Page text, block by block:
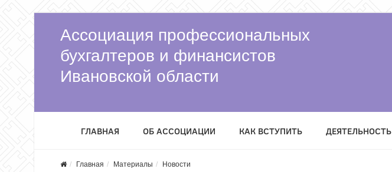
Ассоциация профессиональных
бухгалтеров и финансистов
Ивановской области
ГЛАВНАЯ ОБ АССОЦИАЦИИ КАК ВСТУПИТЬ ДЕЯТЕЛЬНОСТЬ
Главная Материалы Новости